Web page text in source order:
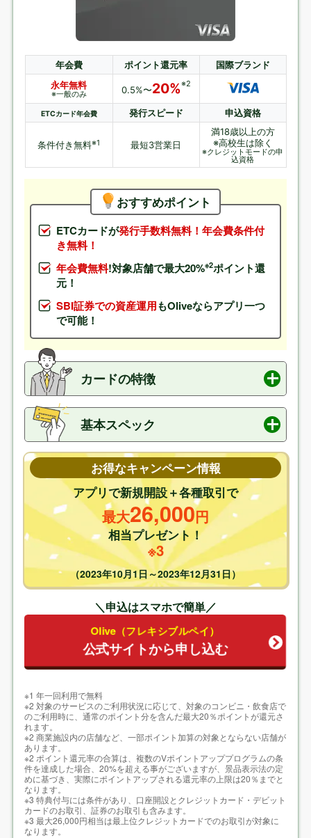
年会費 ポイント還元率
国際ブランド
永年無料
※一般のみ 0.5%〜20%※2
ETCカード年会費 発行スピード 申込資格
条件付き無料※1 最短3営業日
満18歳以上の方
※高校生は除く
※クレジットモードの申
込資格
おすすめポイント
ETCカードが発行手数料無料！年会費条件付
き無料！
年会費無料!対象店舗で最大20%※2ポイント還
元！
SBI証券での資産運用もOliveならアプリ一つ
で可能！
カードの特徴
対象のコンビニ・飲食店のご利用時には最大
20%
※2ポイント還元！
キャッシュカード・デビットカード・クレジッ
トカード・ポイント払いの4つの機能を併せ持
つので管理が便利
三井住友銀行本支店ATM手数料は24時間無料
SMBCダイレクトの他行宛て振込手数料が月3
回まで無料
基本スペック
（株）三井住友銀行
年会費
無料
ETCカード
550円（税込）
※初年度無料・条件付き無料
※前年度に1度でもETC利用のご請求が
あった方は年会費が無料
家族カード
なし
電子マネー
iD、PiTaPa、ApplePay、Google Pay
海外旅行保険:
最高2,000万円(利用付帯)
Vポイント
お得なキャンペーン情報
アプリで新規開設＋各種取引で
最大26,000円
相当プレゼント！
※3
（2023年10月1日～2023年12月31日）
＼申込はスマホで簡単／
Olive（フレキシブルペイ）
公式サイトから申し込む
※1 年一回利用で無料
※2 対象のサービスのご利用状況に応じて、対象のコンビニ・飲食店で
のご利用時に、通常のポイント分を含んだ最大20％ポイントが還元さ
れます。
※2 商業施設内の店舗など、一部ポイント加算の対象とならない店舗が
あります。
※2 ポイント還元率の合算は、複数のVポイントアッププログラムの条
件を達成した場合、20%を超える事がございますが、景品表示法の定
めに基づき、実際にポイントアップされる還元率の上限は20％までと
なります。
※3 特典付与には条件があり、口座開設とクレジットカード・デビット
カードのお取引、証券のお取引も含みます。
※3 最大26,000円相当は最上位クレジットカードでのお取引が対象に
なります。